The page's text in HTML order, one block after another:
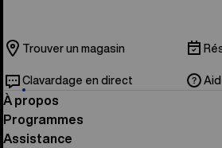
Trouver un magasin
Clavardage en direct
À propos
Programmes
Assistance